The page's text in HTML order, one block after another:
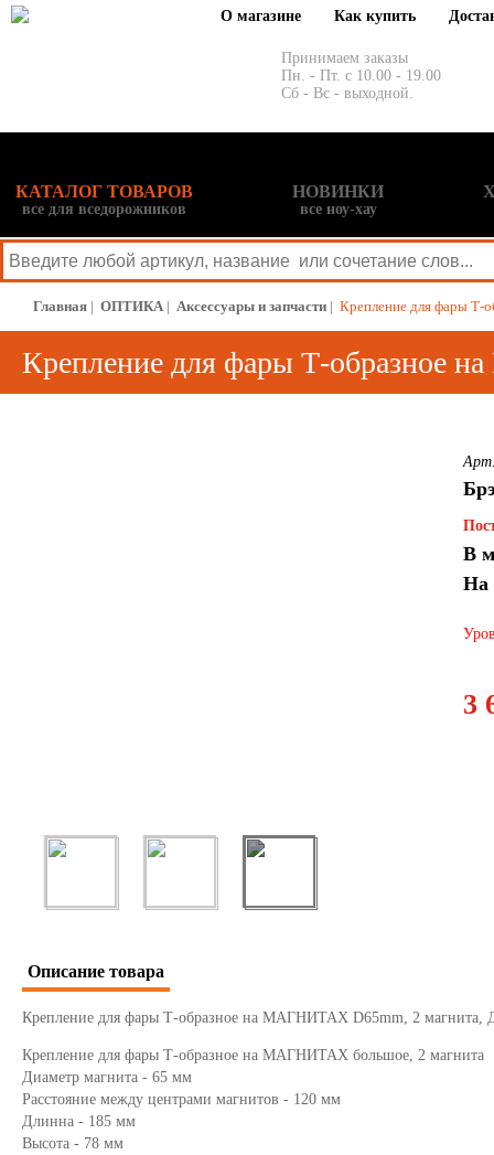
О магазине Как купить
Принимаем заказы
Пн. - Пт. с 10.00 - 19.00
Сб - Вс - выходной.
КАТАЛОГ ТОВАРОВ
все для вседорожников
НОВИНКИ
все ноу-хау
Главная | ОПТИКА | Аксессуары и запчасти | Крепление для фары
Крепление для фары Т-образное
В
На
3
Описание товара
Крепление для фары Т-образное на МАГНИТАХ D65mm, 2 магнита,
Крепление для фары Т-образное на МАГНИТАХ большое, 2 магнита
Диаметр магнита - 65 мм
Расстояние между центрами магнитов - 120 мм
Длинна - 185 мм
Высота - 78 мм